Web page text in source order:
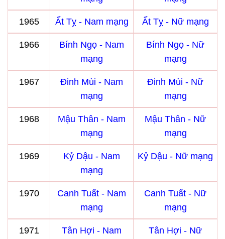
1965 Ất Tỵ - Nam mạng Ất Tỵ - Nữ mạng
1966
Bính Ngọ - Nam
mạng
Bính Ngọ - Nữ
mạng
1967
Đinh Mùi - Nam
mạng
Đinh Mùi - Nữ
mạng
1968
Mậu Thân - Nam
mạng
Mậu Thân - Nữ
mạng
1969
Kỷ Dậu - Nam
mạng
Kỷ Dậu - Nữ mạng
1970
Canh Tuất - Nam
mạng
Canh Tuất - Nữ
mạng
1971
Tân Hợi - Nam
Tân Hợi - Nữ